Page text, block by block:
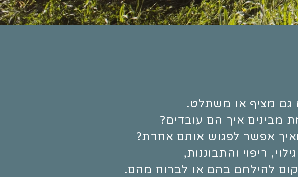
גם מציף או משתלט.
מבינים איך הם עובדים?
אפשר לפגוש אותם אחרת?
ריפוי והתבוננות,
להילחם בהם או לברוח מהם.